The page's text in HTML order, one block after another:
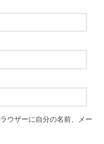
ウザーに自分の名前、メー